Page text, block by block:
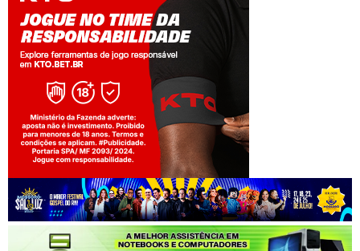
Jogue com responsabilidade. 18+